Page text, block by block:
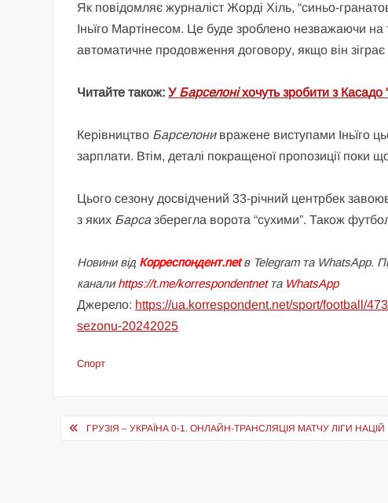
Як повідомляє журналіст Жорді Хіль, “синьо-
Іньїго Мартінесом. Це буде зроблено незважаючи
автоматичне продовження договору, якщо він зіграє
Читайте також:У Барселоніхочуть зробити з Касадо
Керівництво Барселонивражене виступами Іньїго
зарплати. Втім, деталі покращеної пропозиції поки
Цього сезону досвідчений 33-річний центрбек
з яких Барсазберегла ворота “сухими”. Також
Новини відКорреспондент.netв Telegram та WhatsApp.
каналиhttps://t.me/korrespondentnetта WhatsApp
Джерело: https://ua.korrespondent.net/sport/football/
sezonu-20242025
Спорт
Навігація
ГРУЗІЯ – УКРАЇНА 0-1. ОНЛАЙН-ТРАНСЛЯЦІЯ МАТЧУ ЛІГИ НАЦІЙ